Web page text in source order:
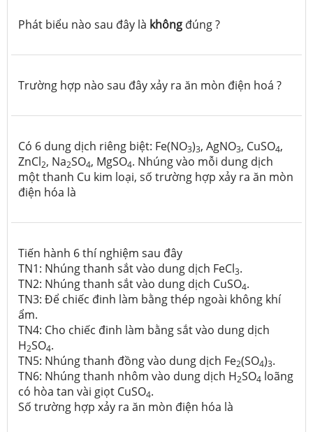
Phát biểu nào sau đây là không đúng ?
Trường hợp nào sau đây xảy ra ăn mòn điện hoá ?
Có 6 dung dịch riêng biệt: Fe(NO3)3, AgNO3, CuSO4,
ZnCl2, Na2SO4, MgSO4. Nhúng vào mỗi dung dịch
một thanh Cu kim loại, số trường hợp xảy ra ăn mòn
điện hóa là
Tiến hành 6 thí nghiệm sau đây
TN1: Nhúng thanh sắt vào dung dịch FeCl3.
TN2: Nhúng thanh sắt vào dung dịch CuSO4.
TN3: Để chiếc đinh làm bằng thép ngoài không khí
ẩm.
TN4: Cho chiếc đinh làm bằng sắt vào dung dịch
H2SO4.
TN5: Nhúng thanh đồng vào dung dịch Fe2(SO4)3.
TN6: Nhúng thanh nhôm vào dung dịch H2SO4 loãng
có hòa tan vài giọt CuSO4.
Số trường hợp xảy ra ăn mòn điện hóa là